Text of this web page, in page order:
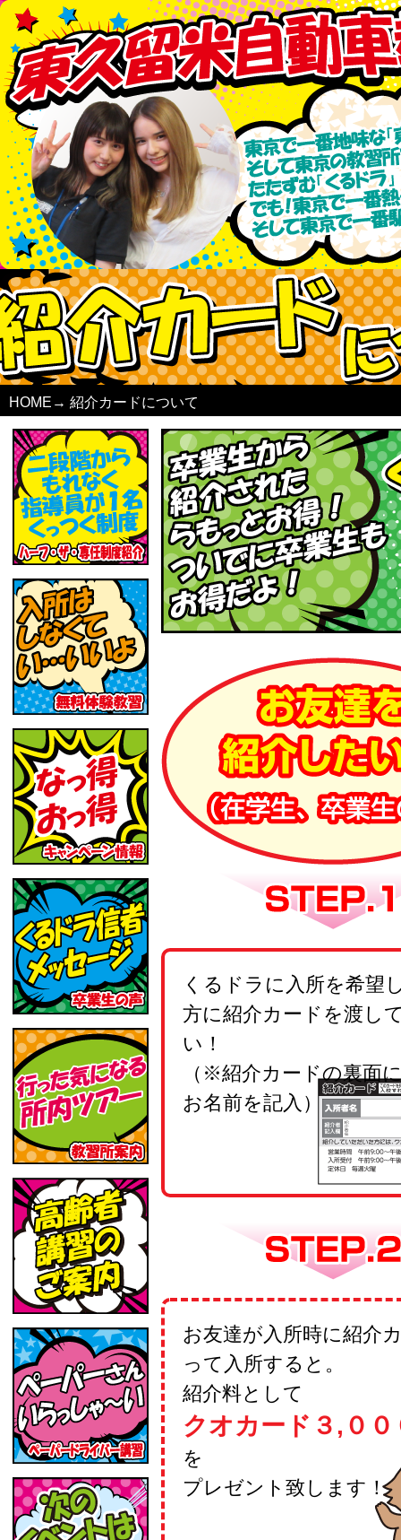
HOME → 紹介カードについて
くるドラに入所を希望
方に紹介カードを渡し
い！
（※紹介カードの裏面
お名前を記入）
お友達が入所時に紹介
って入所すると。
紹介料として
クオカード３,００
を
プレゼント致します！